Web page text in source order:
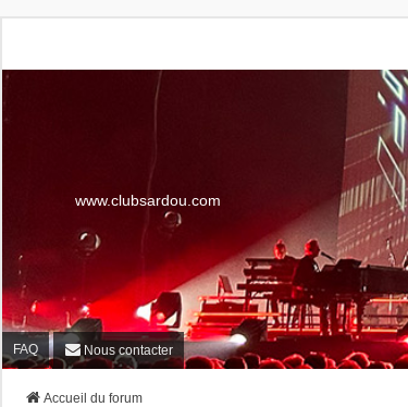
www.clubsardou.com
FAQ Nous contacter
Accueil du forum